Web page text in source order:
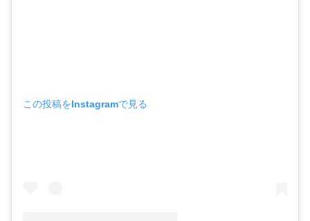
この投稿をInstagramで見る